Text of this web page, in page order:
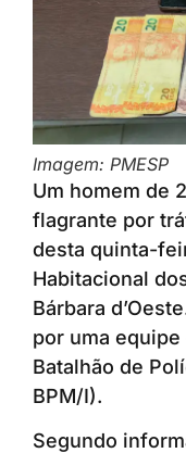
Imagem: PMESP
Um homem de
flagrante por
desta quinta-
Habitacional
Bárbara
por uma equipe
Batalhão de
BPM/I).
Segundo